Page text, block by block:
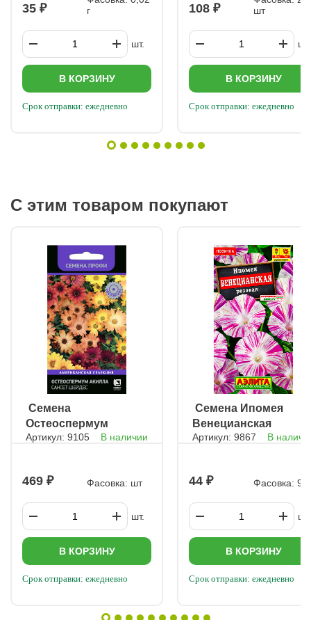
35
г
шт.
В КОРЗИНУ
Срок отправки: ежедневно
108
шт
шт.
В КОРЗИНУ
Срок отправки: ежедневно
С этим товаром покупают
ㅤ Семена
Остеоспермум
Акила Сансет
Артикул: 9105 В наличии
469 Фасовка: шт
шт.
В КОРЗИНУ
Срок отправки: ежедневно
ㅤ Семена Ипомея
Венецианская
розовая
Артикул: 9867 В
44 Фасовка: 9
шт.
В КОРЗИНУ
Срок отправки: ежедневно